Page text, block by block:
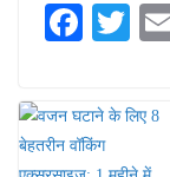
Fa
bo
ok
T
tte
r